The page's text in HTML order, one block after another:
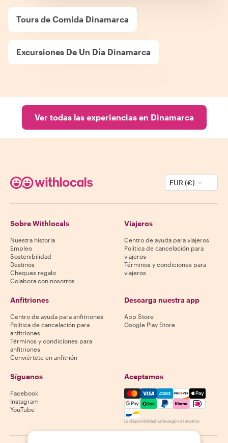
Tours de Comida Dinamarca
Excursiones De Un Día Dinamarca
Ver todas las experiencias en Dinamarca
EUR (€)
Sobre Withlocals
Nuestra historia
Empleo
Sostenibilidad
Destinos
Cheques regalo
Colabora con nosotros
Viajeros
Centro de ayuda para viajeros
Política de cancelación para
viajeros
Términos y condiciones para
viajeros
Anfitriones
Centro de ayuda para anfitriones
Política de cancelación para
anfitriones
Términos y condiciones para
anfitriones
Conviértete en anfitrión
Descarga nuestra app
App Store
Google Play Store
Síguenos
Facebook
Instagram
YouTube
Aceptamos
Mastercard, Visa, Amex,
La disponibilidad varía según el destino